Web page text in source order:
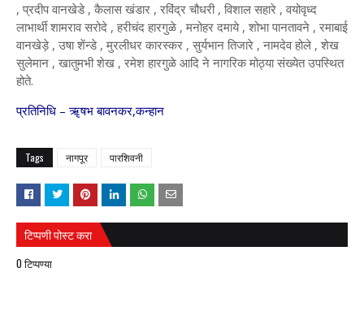
, प्रदीप वानखेडे , कैलास खंडार , रविंद्र चौधरी , विशाल सहारे , वयोवृध्द
लाभार्थी शामराव सरोदे , हरीचंद हारगुळे , मनोहर दमाये , शोभा पानतावने , रमाबाई
वानखेड़े , उषा शेंन्डे , मुरलीधर कारस्कर , सुर्यभान तिजारे , नामदेव होले , शेख
सुलेमान , खातुमभी शेख , रमेश हारगुळे आदि ने नागरिक मोठ्या संख्येत उपस्थित
होते.
प्रतिनिधि – ॠषभ बावनकर,कन्हान
Tags नागपूर पारशिवनी
टिप्पणी पोस्ट करा
0 टिप्पण्या